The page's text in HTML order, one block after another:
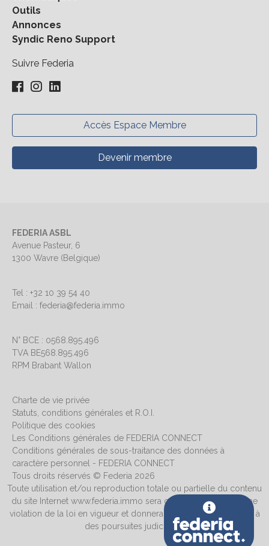
Outils
Annonces
Syndic Reno Support
Suivre Federia
Accès Espace Membre
Devenir membre
FEDERIA ASBL
Avenue Pasteur, 6
1300 Wavre (Belgique)
Tel : +32 10 39 54 40
Email : federia@federia.immo
N° BCE : 0568.895.496
TVA BE568.895.496
RPM Brabant Wallon
Charte de vie privée
Statuts, conditions générales et R.O.I.
Politique des cookies
Les Conditions générales de FEDERIA CONNECT
Conditions générales de sous-traitance des données à
caractère personnel - FEDERIA CONNECT
Tous droits réservés © Federia 2026
Toute utilisation et/ou reproduction totale ou partielle du contenu
du site Internet www.federia.immo sera considérée comme une
violation de la loi en vigueur et donnera systématiquement lieu à
des poursuites judiciaires.